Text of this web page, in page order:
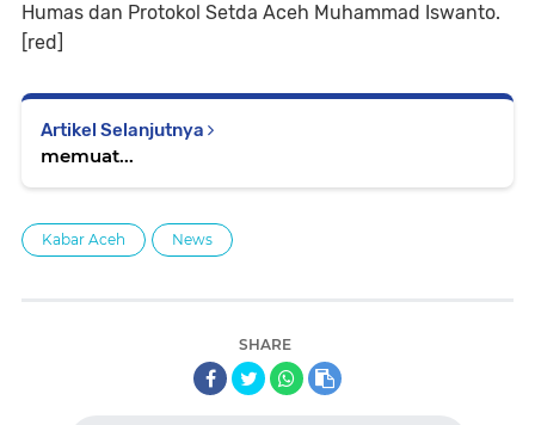
Humas dan Protokol Setda Aceh Muhammad Iswanto.
[red]
Artikel Selanjutnya
memuat...
Kabar Aceh News
SHARE